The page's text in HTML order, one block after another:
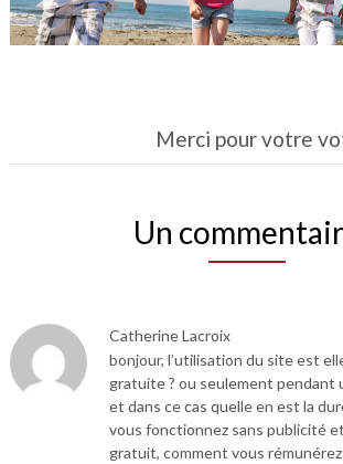
Merci pour votre
Un
Catherine Lacroix
bonjour, l’utilisation du site est
gratuite ? ou seulement pendant
et dans ce cas quelle en est la
vous fonctionnez sans publicité
gratuit, comment vous rémunérez